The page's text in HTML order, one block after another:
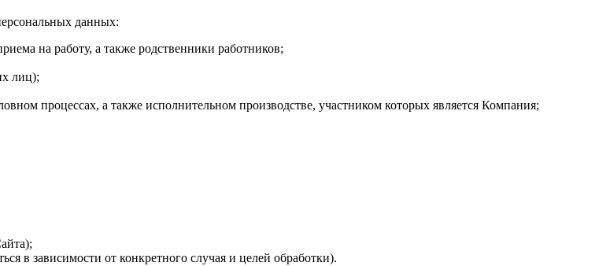
данных:
на работу, а также родственники работников;
лиц);
процессах, а также исполнительном производстве, участником которых является Компания;
в зависимости от конкретного случая и целей обработки).